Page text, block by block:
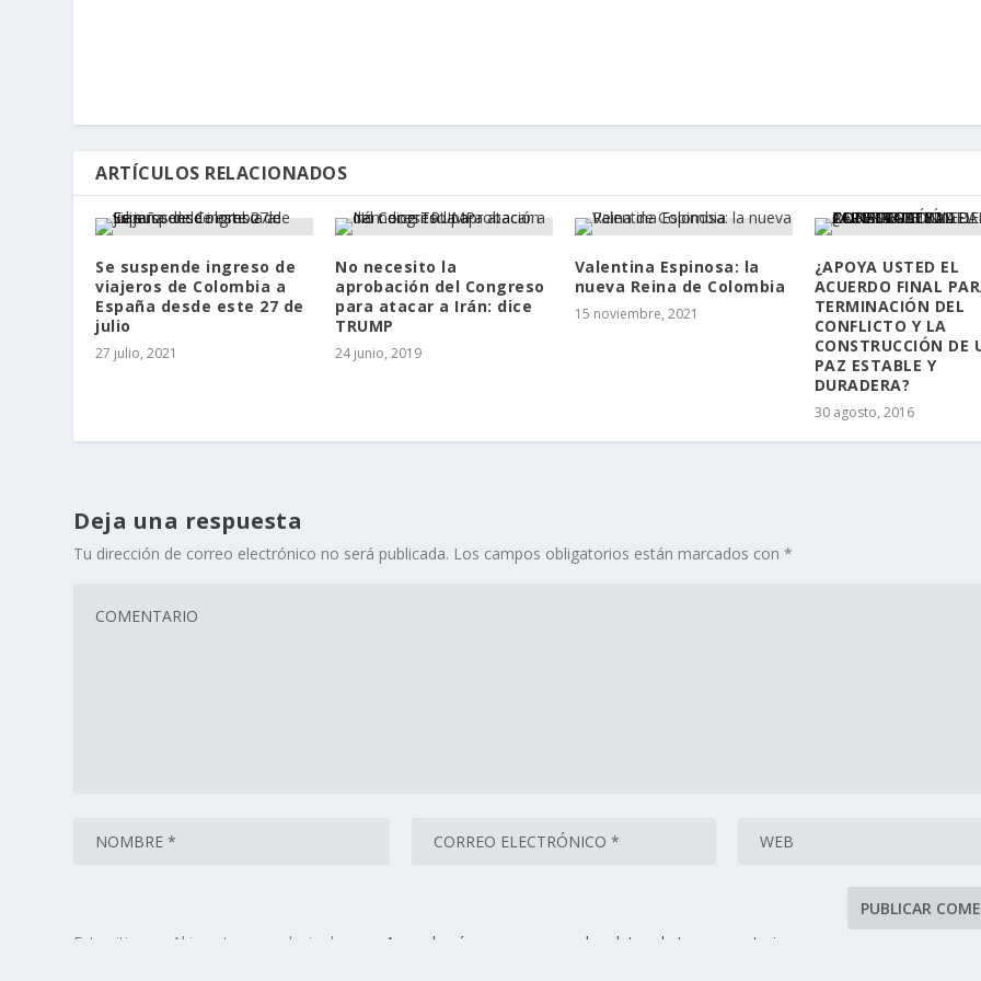
ARTÍCULOS RELACIONADOS
Se suspende ingreso de
viajeros de Colombia a
España desde este 27 de
julio
27 julio, 2021
No necesito la
aprobación del Congreso
para atacar a Irán: dice
TRUMP
24 junio, 2019
Valentina Espinosa: la
nueva Reina de Colombia
15 noviembre, 2021
¿APOYA USTED EL
ACUERDO FINAL
TERMINACIÓN DEL
CONFLICTO Y LA
CONSTRUCCIÓN DE
PAZ ESTABLE Y
DURADERA?
30 agosto, 2016
Deja una respuesta
Tu dirección de correo electrónico no será publicada. Los campos obligatorios están marcados con*
Este sitio usa Akismet para reducir el spam. Aprende cómo se procesan los datos de tus comentarios.